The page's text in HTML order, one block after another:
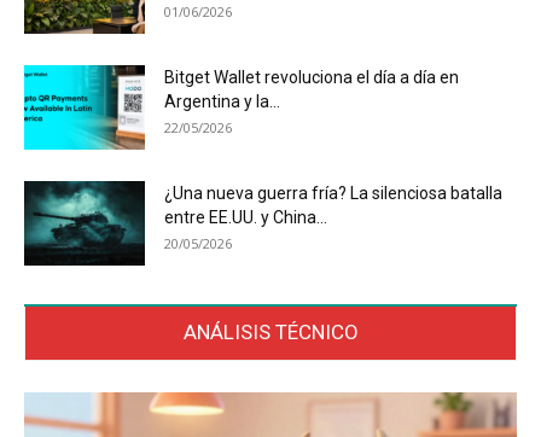
01/06/2026
Bitget Wallet revoluciona el día a día en
Argentina y la...
22/05/2026
¿Una nueva guerra fría? La silenciosa batalla
entre EE.UU. y China...
20/05/2026
ANÁLISIS TÉCNICO